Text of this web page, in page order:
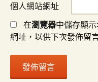
個人網站網址
在瀏覽器中儲存顯
網址，以供下次發佈留